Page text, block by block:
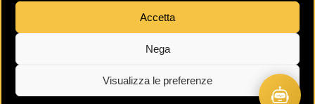
Accetta
Nega
Visualizza le preferenze
News
© 2026 2M Digital Consulting srls. Tutti i diritti riservati. P.IVA
01910470333